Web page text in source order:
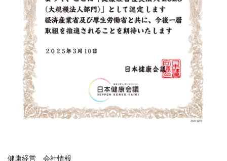
健康経営 会社情報